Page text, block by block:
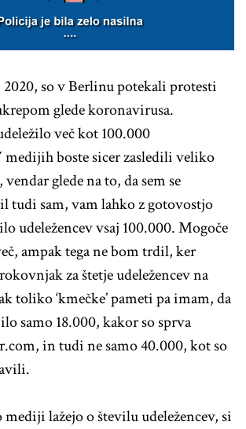
2020, so v Berlinu potekali protesti
glede koronavirusa.
več kot 100.000
boste sicer zasledili veliko
glede na to, da sem se
tudi sam, vam lahko z gotovostjo
udeležencev vsaj 100.000. Mogoče
ampak tega ne bom trdil, ker
za štetje udeležencev na
toliko ‘kmečke’ pameti pa imam, da
samo 18.000, kakor so sprva
in tudi ne samo 40.000, kot so
mediji lažejo o številu udeležencev, si